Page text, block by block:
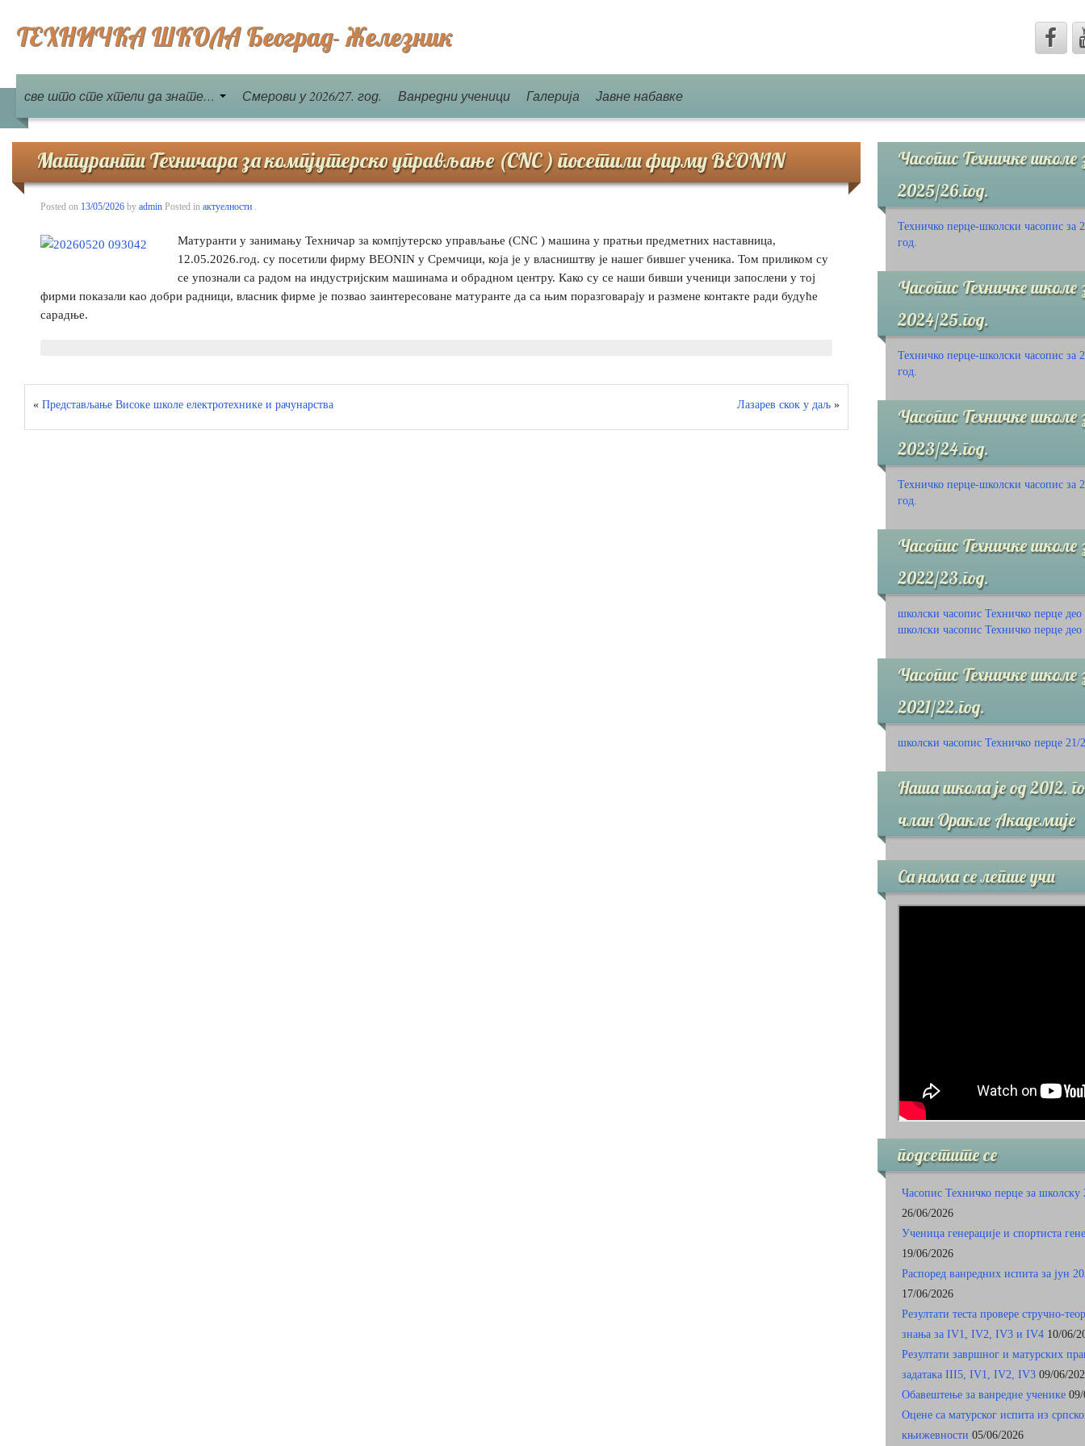
ТЕХНИЧКА ШКОЛА Београд- Железник
све што сте хтели да знате… Смерови у 2026/27. год. Ванредни ученици Галерија Јавне набавке
Матуранти Техничара за компјутерско управљање (CNC ) посетили фирму BEONIN
Posted on 13/05/2026 by admin Posted in актуелности .
Матуранти у занимању Техничар за компјутерско управљање (CNC ) машина у пратњи предметних наставница,
12.05.2026.год. су посетили фирму BEONIN у Сремчици, која је у власништву је нашег бившег ученика. Том приликом су
се упознали са радом на индустријским машинама и обрадном центру. Како су се наши бивши ученици запослени у тој
фирми показали као добри радници, власник фирме је позвао заинтересоване матуранте да са њим поразговарају и размене контакте ради будуће
сарадње.
« Представљање Високe школe електротехнике и рачунарства Лазарев скок у даљ»
Часопис Техничке школе
2025/26.год.
Техничко перце-школски часопис за
год.
Часопис Техничке школе
2024/25.год.
Техничко перце-школски часопис за
год.
Часопис Техничке школе
2023/24.год.
Техничко перце-школски часопис за
год.
Часопис Техничке школе
2022/23.год.
школски часопис Техничко перце део
школски часопис Техничко перце део
Часопис Техничке школе
2021/22.год.
школски часопис Техничко перце 21/
Наша школа је од 2012.
члан Оракле Академије
Са нама се лепше учи
подсетите се
Часопис Техничко перце за школску
26/06/2026
Ученица генерације и спортиста
19/06/2026
Распоред ванредних испита за јун
17/06/2026
Резултати теста провере стручно-
знања за IV1, IV2, IV3 и IV4 10/06/
Резултати завршног и матурских
задатакa III5, IV1, IV2, IV3 09/06/
Обавештење за ванредне ученике
Оцене са матурског испита из
књижевности 05/06/2026